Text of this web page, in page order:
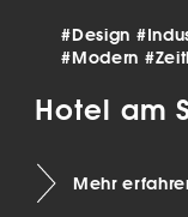
#Design
#Modern
Hotel am
Mehr
unsere Website